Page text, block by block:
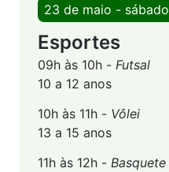
23 de maio - sábado
Esportes
09h às 10h - Futsal
10 a 12 anos
10h às 11h - Vôlei
13 a 15 anos
11h às 12h - Basquete